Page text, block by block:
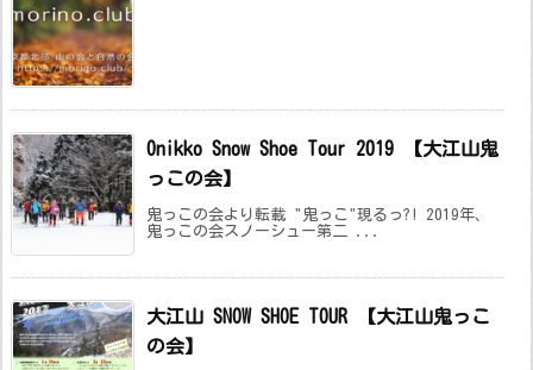
Onikko Snow Shoe Tour 2019 【大江山鬼
っこの会】
鬼っこの会より転載 "鬼っこ"現るっ?! 2019年、
鬼っこの会スノーシュー第二 ...
大江山 SNOW SHOE TOUR 【大江山鬼っこ
の会】